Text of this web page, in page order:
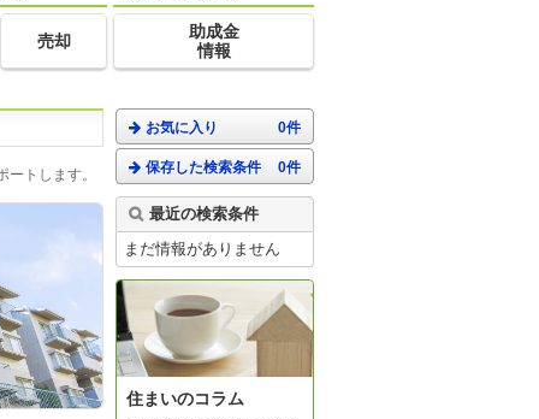
売却
助成金
情報
トします。
お気に入り 0件
保存した検索条件 0件
最近の検索条件
まだ情報がありません
住まいのコラム